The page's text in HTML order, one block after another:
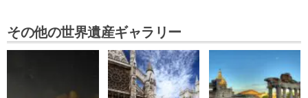
その他の世界遺産ギャラリー